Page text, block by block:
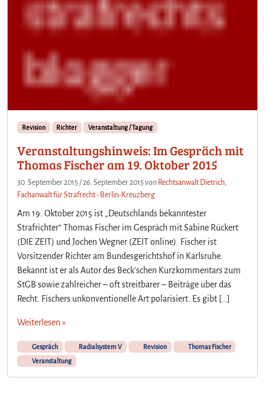
Revision Richter Veranstaltung / Tagung
Veranstaltungshinweis: Im Gespräch mit
Thomas Fischer am 19. Oktober 2015
30. September 2015 /26. September 2015von Rechtsanwalt Dietrich,
Fachanwalt für Strafrecht - Berlin-Kreuzberg
Am 19. Oktober 2015 ist „Deutschlands bekanntester
Strafrichter“ Thomas Fischer im Gespräch mit Sabine Rückert
(DIE ZEIT) und Jochen Wegner (ZEIT online). Fischer ist
Vorsitzender Richter am Bundesgerichtshof in Karlsruhe.
Bekannt ist er als Autor des Beck’schen Kurzkommentars zum
StGB sowie zahlreicher – oft streitbarer – Beiträge über das
Recht. Fischers unkonventionelle Art polarisiert. Es gibt […]
Weiterlesen »
Gespräch Radialsystem V Revision
Thomas Fischer
Veranstaltung